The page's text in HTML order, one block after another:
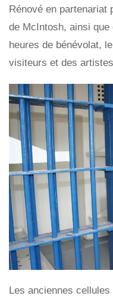
Rénové en partenariat
de McIntosh, ainsi
heures de bénévolat,
visiteurs et des
Les anciennes